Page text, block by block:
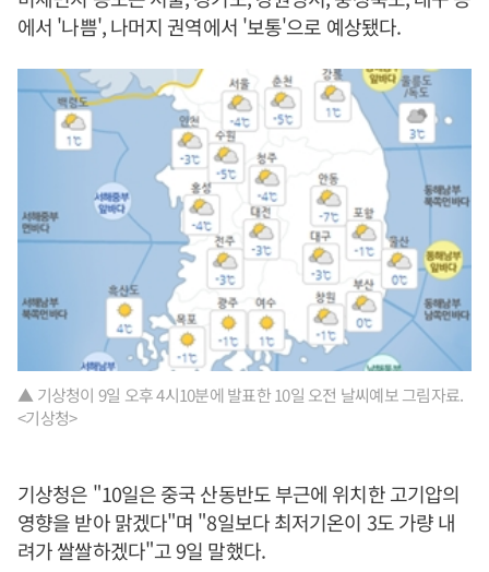
에서 '나쁨', 나머지 권역에서 '보통'으로 예상됐다.
▲ 기상청이 9일 오후 4시10분에 발표한 10일 오전 날씨예보 그림자료.
<기상청>
기상청은 "10일은 중국 산동반도 부근에 위치한 고기압의
영향을 받아 맑겠다"며 "8일보다 최저기온이 3도 가량 내
려가 쌀쌀하겠다"고 9일 말했다.